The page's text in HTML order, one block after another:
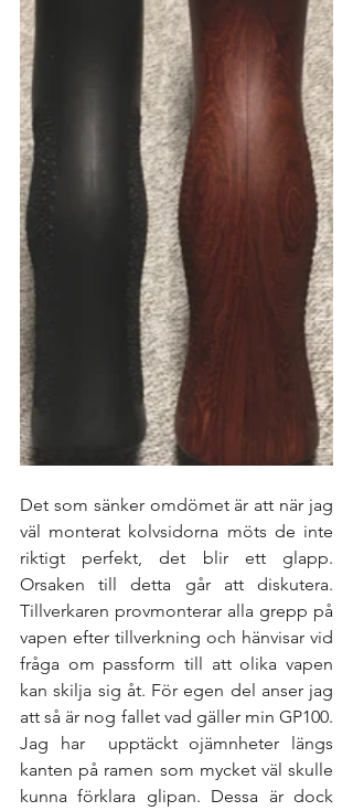
Det som sänker omdömet är att när jag
väl monterat kolvsidorna möts de inte
riktigt perfekt, det blir ett glapp.
Orsaken till detta går att diskutera.
Tillverkaren provmonterar alla grepp på
vapen efter tillverkning och hänvisar vid
fråga om passform till att olika vapen
kan skilja sig åt. För egen del anser jag
att så är nog fallet vad gäller min GP100.
Jag har  upptäckt ojämnheter längs
kanten på ramen som mycket väl skulle
kunna förklara glipan. Dessa är dock